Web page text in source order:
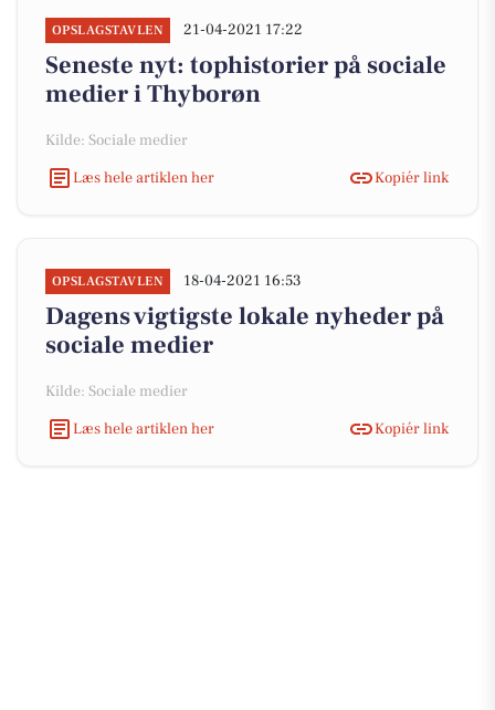
OPSLAGSTAVLEN 21-04-2021 17:22
Seneste nyt: tophistorier på sociale
medier i Thyborøn
Kilde: Sociale medier
Læs hele artiklen her
Kopiér link
OPSLAGSTAVLEN 18-04-2021 16:53
Dagens vigtigste lokale nyheder på
sociale medier
Kilde: Sociale medier
Læs hele artiklen her
Kopiér link